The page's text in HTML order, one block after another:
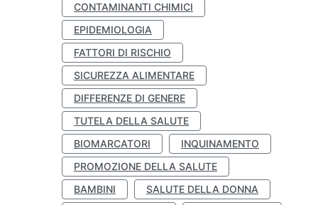
CONTAMINANTI CHIMICI
EPIDEMIOLOGIA
FATTORI DI RISCHIO
SICUREZZA ALIMENTARE
DIFFERENZE DI GENERE
TUTELA DELLA SALUTE
BIOMARCATORI
INQUINAMENTO
PROMOZIONE DELLA SALUTE
BAMBINI
SALUTE DELLA DONNA